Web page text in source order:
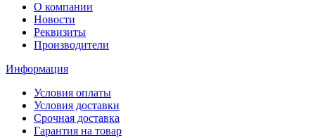
О компании
Новости
Реквизиты
Производители
Информация
Условия оплаты
Условия доставки
Срочная доставка
Гарантия на товар